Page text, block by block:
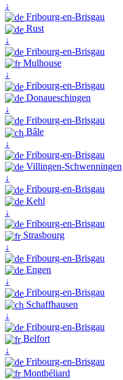
↓
Fribourg-en-Brisgau
Rust
↓
Fribourg-en-Brisgau
Mulhouse
↓
Fribourg-en-Brisgau
Donaueschingen
↓
Fribourg-en-Brisgau
Bâle
↓
Fribourg-en-Brisgau
Villingen-Schwenningen
↓
Fribourg-en-Brisgau
Kehl
↓
Fribourg-en-Brisgau
Strasbourg
↓
Fribourg-en-Brisgau
Engen
↓
Fribourg-en-Brisgau
Schaffhausen
↓
Fribourg-en-Brisgau
Belfort
↓
Fribourg-en-Brisgau
Montbéliard